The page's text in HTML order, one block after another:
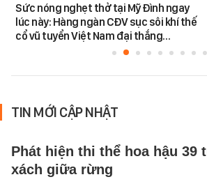
Sức nóng nghẹt thở tại Mỹ Đình ngay
lúc này: Hàng ngàn CĐV sục sôi khí thế
cổ vũ tuyển Việt Nam đại thắng…
TIN MỚI CẬP NHẬT
Phát hiện thi thể hoa hậu 39
xách giữa rừng